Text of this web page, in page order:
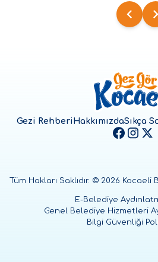
Gezi RehberiHakkımızdaSıkça
Tüm Hakları Saklıdır. © 2026 Kocaeli
E-Belediye
Genel Belediye Hizmetleri
Bilgi Güvenliği